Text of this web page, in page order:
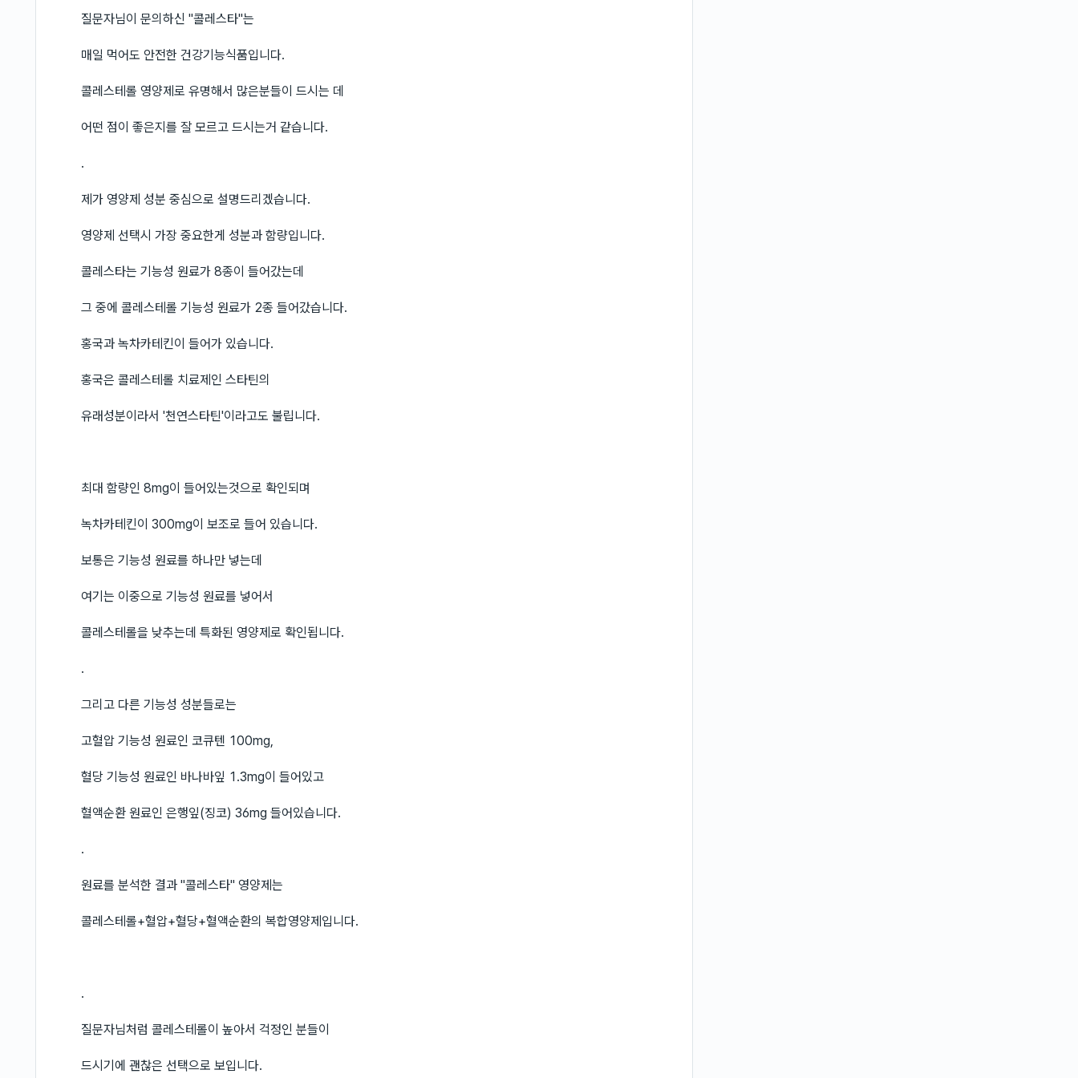
질문자님이 문의하신 "콜레스타"는
매일 먹어도 안전한 건강기능식품입니다.
콜레스테롤 영양제로 유명해서 많은분들이 드시는 데
어떤 점이 좋은지를 잘 모르고 드시는거 같습니다.
.
제가 영양제 성분 중심으로 설명드리겠습니다.
영양제 선택시 가장 중요한게 성분과 함량입니다.
콜레스타는 기능성 원료가 8종이 들어갔는데
그 중에 콜레스테롤 기능성 원료가 2종 들어갔습니다.
홍국과 녹차카테킨이 들어가 있습니다.
홍국은 콜레스테롤 치료제인 스타틴의
유래성분이라서 '천연스타틴'이라고도 불립니다.
최대 함량인 8mg이 들어있는것으로 확인되며
녹차카테킨이 300mg이 보조로 들어 있습니다.
보통은 기능성 원료를 하나만 넣는데
여기는 이중으로 기능성 원료를 넣어서
콜레스테롤을 낮추는데 특화된 영양제로 확인됩니다.
.
그리고 다른 기능성 성분들로는
고혈압 기능성 원료인 코큐텐 100mg,
혈당 기능성 원료인 바나바잎 1.3mg이 들어있고
혈액순환 원료인 은행잎(징코) 36mg 들어있습니다.
.
원료를 분석한 결과 "콜레스타" 영양제는
콜레스테롤+혈압+혈당+혈액순환의 복합영양제입니다.
.
질문자님처럼 콜레스테롤이 높아서 걱정인 분들이
드시기에 괜찮은 선택으로 보입니다.